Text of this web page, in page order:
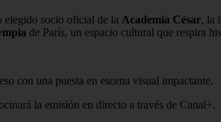
elegido socio oficial de la Academia César, la
de París, un espacio cultural que respira
con una puesta en escena visual impactante.
la emisión en directo a través de Canal+.